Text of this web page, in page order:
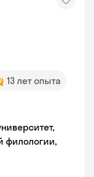
13 лет опыта
филологии,